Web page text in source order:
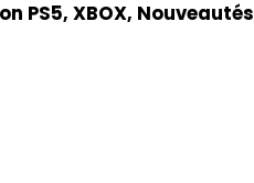
PS5, XBOX, Nouveautés